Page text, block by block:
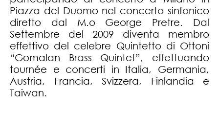
Piazza del Duomo nel concerto sinfonico
diretto dal M.o George Pretre. Dal
Settembre del 2009 diventa membro
effettivo del celebre Quintetto di Ottoni
“Gomalan Brass Quintet”, effettuando
tournée e concerti in Italia, Germania,
Austria, Francia, Svizzera, Finlandia e
Taiwan.